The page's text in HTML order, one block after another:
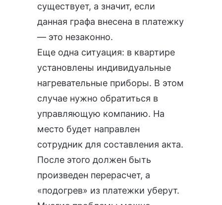
существует, а значит, если
данная графа внесена в платежку
— это незаконно.
Еще одна ситуация: в квартире
установлены индивидуальные
нагревательные приборы. В этом
случае нужно обратиться в
управляющую компанию. На
место будет направлен
сотрудник для составления акта.
После этого должен быть
произведен перерасчет, а
«подогрев» из платежки уберут.